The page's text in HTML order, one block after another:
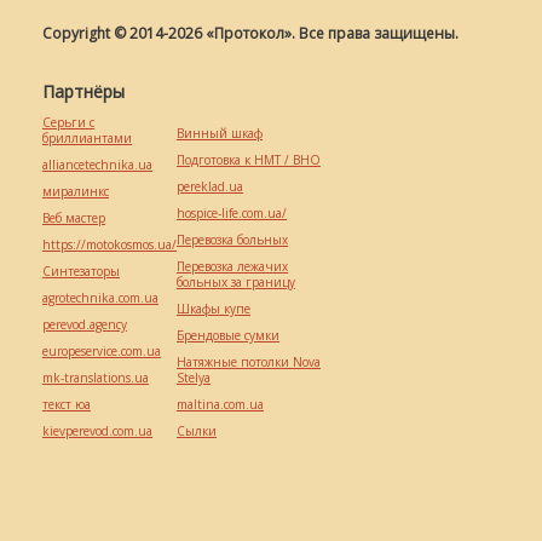
Copyright © 2014-2026 «Протокол». Все права защищены.
Партнёры
Серьги с
бриллиантами
alliancetechnika.ua
миралинкс
Веб мастер
https://motokosmos.ua/
Синтезаторы
agrotechnika.com.ua
perevod.agency
europeservice.com.ua
mk-translations.ua
текст юа
kievperevod.com.ua
Винный шкаф
Подготовка к НМТ / ВНО
pereklad.ua
hospice-life.com.ua/
Перевозка больных
Перевозка лежачих
больных за границу
Шкафы купе
Брендовые сумки
Натяжные потолки Nova
Stelya
maltina.com.ua
Cылки